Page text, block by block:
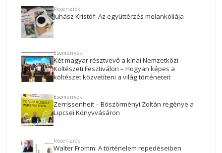
Recenziók
Juhász Kristóf: Az együttérzés melankóliája
Események
Két magyar résztvevő a kínai Nemzetközi
Költészeti Fesztiválon – Hogyan képes a
költészet közvetíteni a világ történeteit
Események
Zerrissenheit – Böszörményi Zoltán regénye a
Lipcsei Könyvvásáron
Recenziók
Walter Fromm: A történelem repedéseiben